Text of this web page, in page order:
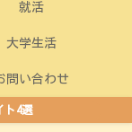
就活
大学生活
問い合わせ
ト4選